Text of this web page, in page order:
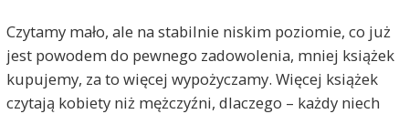
Czytamy mało, ale na stabilnie niskim poziomie, co już
jest powodem do pewnego zadowolenia, mniej książek
kupujemy, za to więcej wypożyczamy. Więcej książek
czytają kobiety niż mężczyźni, dlaczego – każdy niech